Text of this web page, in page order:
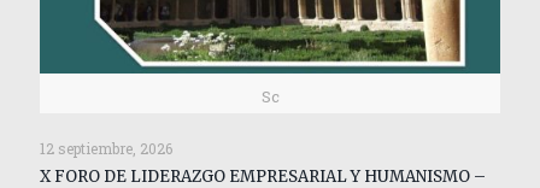
Sc
12 septiembre, 2026
X FORO DE LIDERAZGO EMPRESARIAL Y HUMANISMO –